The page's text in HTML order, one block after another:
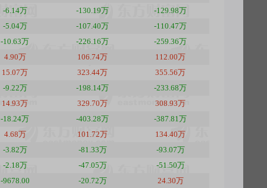
-6.14万 -130.19万
-129.98万
-5.04万 -107.40万
-110.47万
-10.63万 -226.16万
-259.36万
4.90万 106.74万
112.00万
15.07万 323.44万
355.56万
-9.22万 -198.14万
-233.68万
14.93万 329.70万
308.93万
-18.24万 -403.28万
-387.81万
4.68万 101.72万
134.40万
-3.82万 -81.33万
-93.07万
-2.18万 -47.05万
-51.50万
-9678.00 -20.72万
24.30万